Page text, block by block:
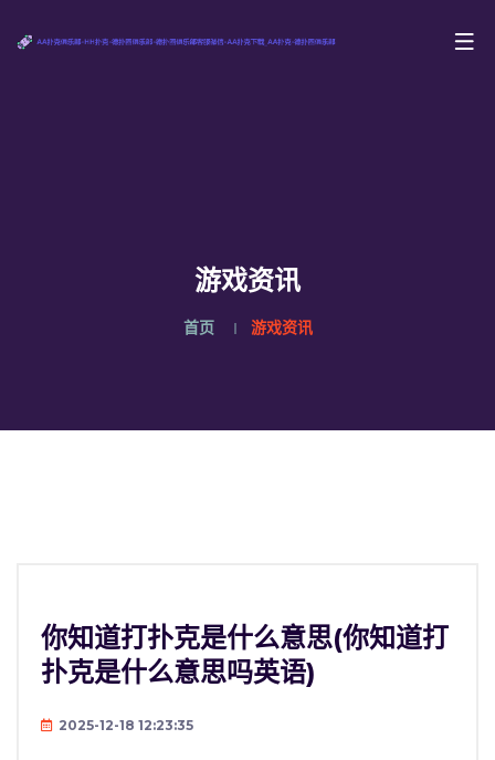
游戏资讯
首页 游戏资讯
你知道打扑克是什么意思(你知道打
扑克是什么意思吗英语)
2025-12-18 12:23:35